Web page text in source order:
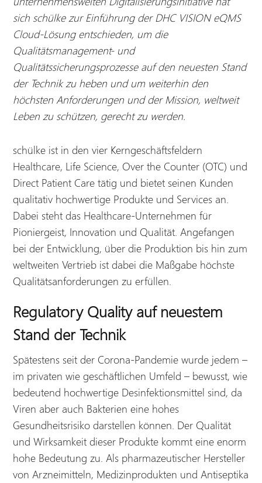
sich schülke zur Einführung der DHC VISION eQMS
Cloud-Lösung entschieden, um die
Qualitätsmanagement- und
Qualitätssicherungsprozesse auf den neuesten Stand
der Technik zu heben und um weiterhin den
höchsten Anforderungen und der Mission, weltweit
Leben zu schützen, gerecht zu werden.
schülke ist in den vier Kerngeschäftsfeldern
Healthcare, Life Science, Over the Counter (OTC) und
Direct Patient Care tätig und bietet seinen Kunden
qualitativ hochwertige Produkte und Services an.
Dabei steht das Healthcare-Unternehmen für
Pioniergeist, Innovation und Qualität. Angefangen
bei der Entwicklung, über die Produktion bis hin zum
weltweiten Vertrieb ist dabei die Maßgabe höchste
Qualitätsanforderungen zu erfüllen.
Regulatory Quality auf neuestem
Stand der Technik
Spätestens seit der Corona-Pandemie wurde jedem –
im privaten wie geschäftlichen Umfeld – bewusst, wie
bedeutend hochwertige Desinfektionsmittel sind, da
Viren aber auch Bakterien eine hohes
Gesundheitsrisiko darstellen können. Der Qualität
und Wirksamkeit dieser Produkte kommt eine enorm
hohe Bedeutung zu. Als pharmazeutischer Hersteller
von Arzneimitteln, Medizinprodukten und Antiseptika